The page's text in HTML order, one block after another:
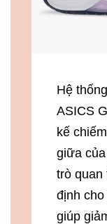
Hệ
ASICS
kế
giữa
trò quan
định
giúp